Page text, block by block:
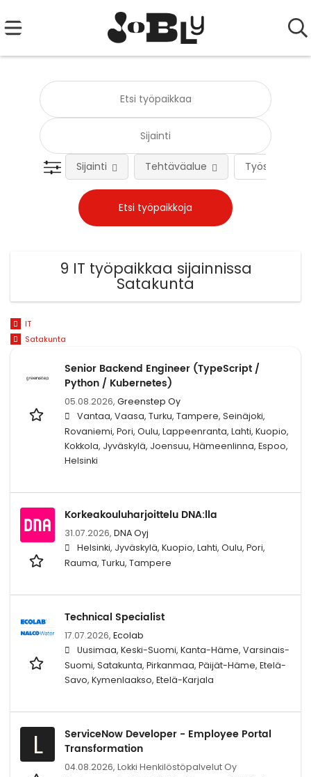
Työsuhteen
Sijainti Tehtäväalue
9 IT työpaikkaa sijainnissa
Satakunta
IT
Satakunta
Senior Backend Engineer (TypeScript /
Python / Kubernetes)
05.08.2026, Greenstep Oy
Vantaa, Vaasa, Turku, Tampere, Seinäjoki,
Rovaniemi, Pori, Oulu, Lappeenranta, Lahti, Kuopio,
Kokkola, Jyväskylä, Joensuu, Hämeenlinna, Espoo,
Helsinki
Korkeakouluharjoittelu DNA:lla
31.07.2026, DNA Oyj
Helsinki, Jyväskylä, Kuopio, Lahti, Oulu, Pori,
Rauma, Turku, Tampere
Technical Specialist
17.07.2026, Ecolab
Uusimaa, Keski-Suomi, Kanta-Häme, Varsinais-
Suomi, Satakunta, Pirkanmaa, Päijät-Häme, Etelä-
Savo, Kymenlaakso, Etelä-Karjala
L
ServiceNow Developer - Employee Portal
Transformation
04.08.2026, Lokki Henkilöstöpalvelut Oy